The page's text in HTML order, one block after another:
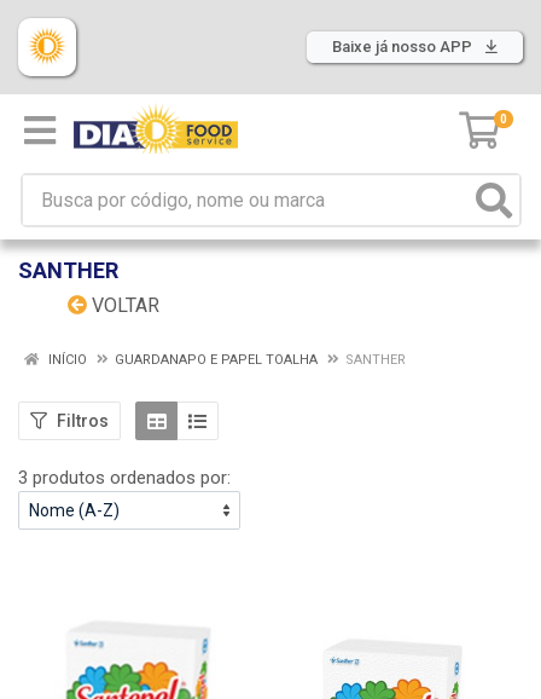
Baixe já nosso APP
0
SANTHER
VOLTAR
INÍCIO GUARDANAPO E PAPEL TOALHA SANTHER
Filtros
3 produtos ordenados por: